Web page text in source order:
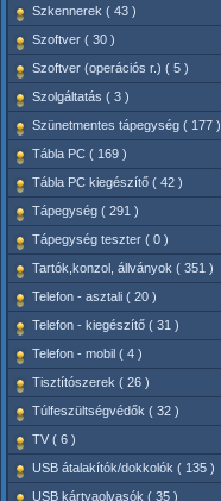
Szkennerek ( 43 )
Szoftver ( 30 )
Szoftver (operációs r.) ( 5 )
Szolgáltatás ( 3 )
Szünetmentes tápegység ( 177 )
Tábla PC ( 169 )
Tábla PC kiegészítő ( 42 )
Tápegység ( 291 )
Tápegység teszter ( 0 )
Tartók,konzol, állványok ( 351 )
Telefon - asztali ( 20 )
Telefon - kiegészítő ( 31 )
Telefon - mobil ( 4 )
Tisztítószerek ( 26 )
Túlfeszültségvédők ( 32 )
TV ( 6 )
USB átalakítók/dokkolók ( 135 )
USB kártyaolvasók ( 35 )